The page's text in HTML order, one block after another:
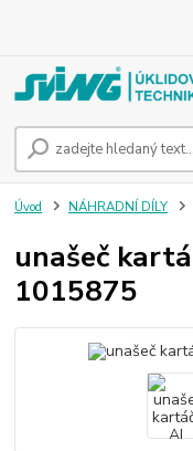
Úvod NÁHRADNÍ DÍLY
unašeč
1015875